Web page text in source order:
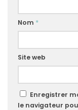
Nom *
Site web
Enregistrer
le navigateur